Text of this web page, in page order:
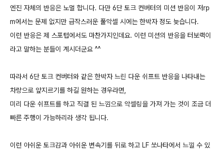
엔진 자체의 반응은 노멀 합니다. 다만 6단 토크 컨버터의 미션 반응이 저rp
m에서는 문제 없지만 급작스러운 풀악셀 시에는 한박자 정도 늦습니다.
이런 반응은 제 스포텁에서도 마찬가지인데요. 이런 미션의 반응을 터보랙이
라고 말하는 분들이 계시더군요 ^^
따라서 6단 토크 컨버터와 같은 한박자 느린 다운 쉬프트 반응을 나타내는
차량으로 앞지르기를 하길 원하는 경우라면,
미리 다운 쉬프트를 하고 직결 된 느낌으로 악셀링을 가져 가는 것이 조금 더
빠른 주행이 가능하리라 생각 됩니다.
이런 아쉬운 토크감과 아쉬운 변속기를 뒤로 하고 LF 쏘나타에서 느낄 수 있